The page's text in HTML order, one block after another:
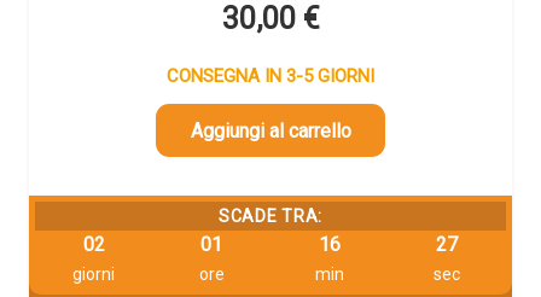
30,00 €
CONSEGNA IN 3-5 GIORNI
Aggiungi al carrello
SCADE TRA:
02
giorni
01
ore
16
min
26
sec